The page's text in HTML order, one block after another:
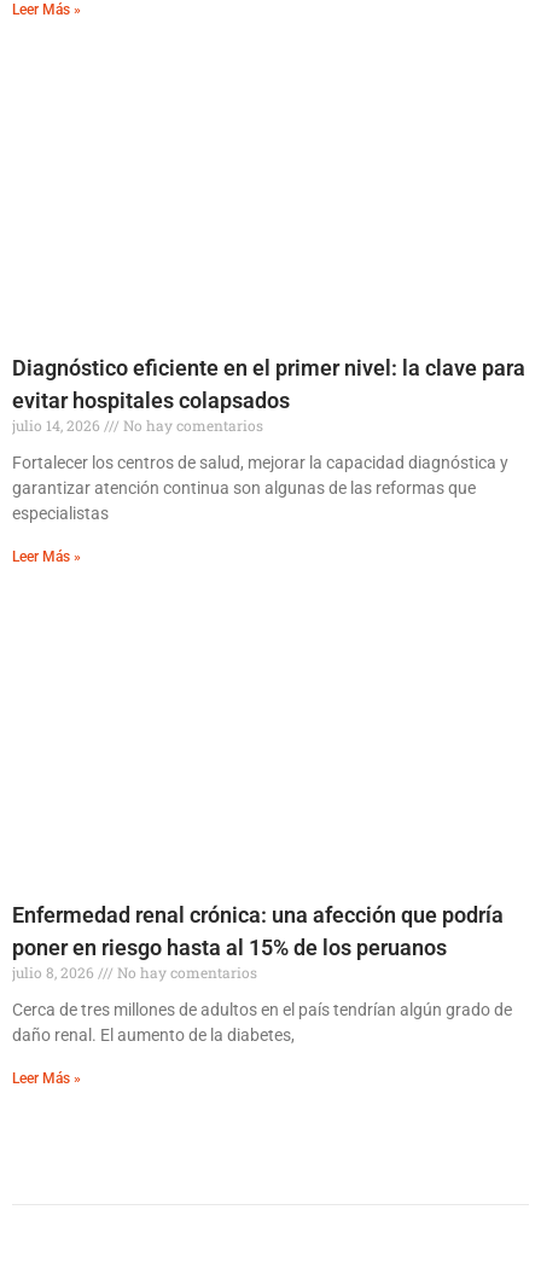
Leer Más »
Diagnóstico eficiente en el primer nivel: la clave para
evitar hospitales colapsados
julio 14, 2026
No hay comentarios
Fortalecer los centros de salud, mejorar la capacidad diagnóstica y
garantizar atención continua son algunas de las reformas que
especialistas
Leer Más »
Enfermedad renal crónica: una afección que podría
poner en riesgo hasta al 15% de los peruanos
julio 8, 2026
No hay comentarios
Cerca de tres millones de adultos en el país tendrían algún grado de
daño renal. El aumento de la diabetes,
Leer Más »